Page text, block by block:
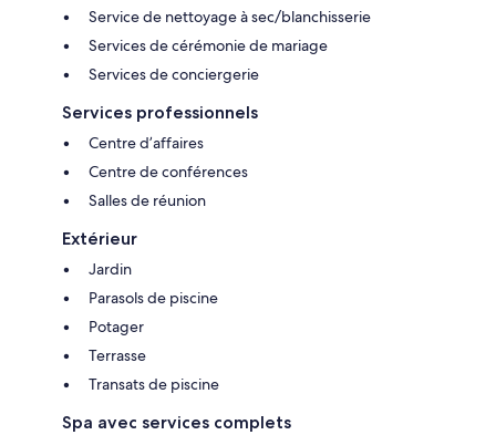
Service de nettoyage à sec/blanchisserie
Services de cérémonie de mariage
Services de conciergerie
Services professionnels
Centre d’affaires
Centre de conférences
Salles de réunion
Extérieur
Jardin
Parasols de piscine
Potager
Terrasse
Transats de piscine
Spa avec services complets